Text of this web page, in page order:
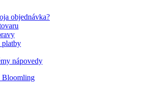
objednávka?
platby
nápovedy